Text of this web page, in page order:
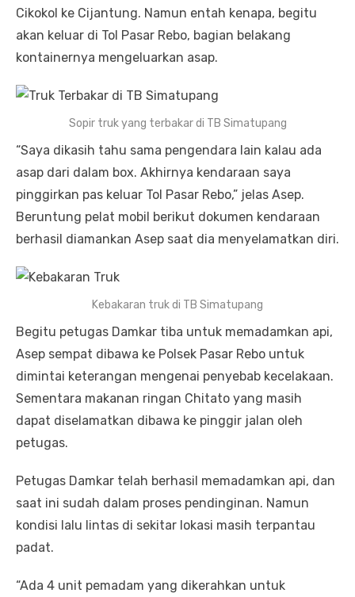
Cikokol ke Cijantung. Namun entah kenapa, begitu
akan keluar di Tol Pasar Rebo, bagian belakang
kontainernya mengeluarkan asap.
Sopir truk yang terbakar di TB Simatupang
“Saya dikasih tahu sama pengendara lain kalau ada
asap dari dalam box. Akhirnya kendaraan saya
pinggirkan pas keluar Tol Pasar Rebo,” jelas Asep.
Beruntung pelat mobil berikut dokumen kendaraan
berhasil diamankan Asep saat dia menyelamatkan diri.
Kebakaran truk di TB Simatupang
Begitu petugas Damkar tiba untuk memadamkan api,
Asep sempat dibawa ke Polsek Pasar Rebo untuk
dimintai keterangan mengenai penyebab kecelakaan.
Sementara makanan ringan Chitato yang masih
dapat diselamatkan dibawa ke pinggir jalan oleh
petugas.
Petugas Damkar telah berhasil memadamkan api, dan
saat ini sudah dalam proses pendinginan. Namun
kondisi lalu lintas di sekitar lokasi masih terpantau
padat.
“Ada 4 unit pemadam yang dikerahkan untuk